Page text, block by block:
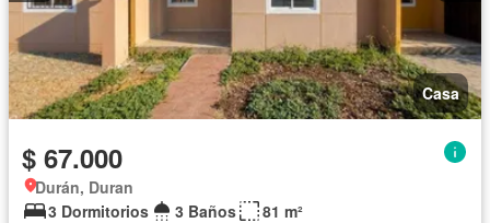
Casa
$ 67.000
Durán, Duran
3 Dormitorios
3 Baños
81 m²